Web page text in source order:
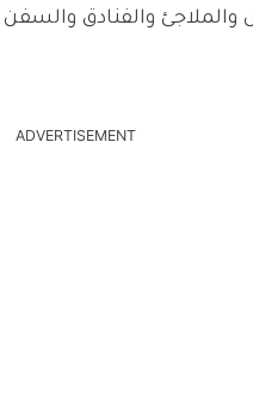
والملاجئ والفنادق
ADVERTISEMENT